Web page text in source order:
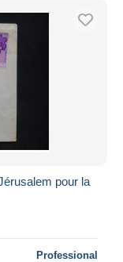
pour la
Professional